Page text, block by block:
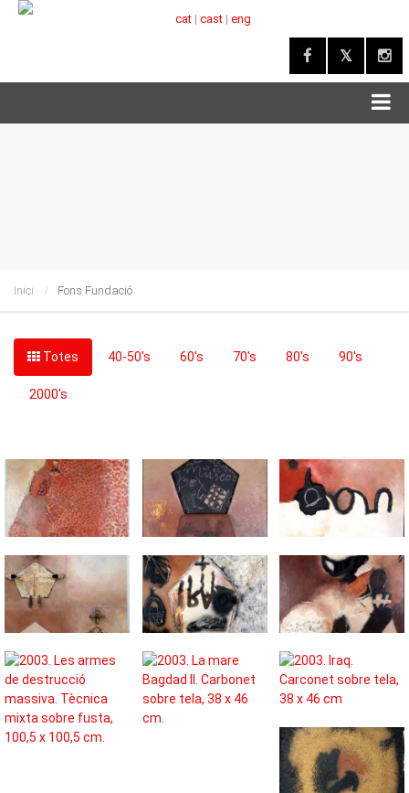
cat| cast| eng
Inici Fons Fundació
Totes 40-50's 60's 70's 80's 90's
2000's